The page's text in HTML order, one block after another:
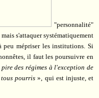
"personnalité"
s'attaquer systématiquement
mépriser les institutions. Si
il faut les poursuivre en
des régimes à l'exception de
tous pourris », qui est injuste, et